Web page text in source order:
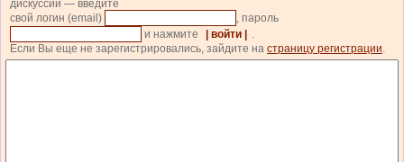
дискуссии — введите
свой логин (email)
, пароль
и нажмите
| войти |
.
Если Вы еще не зарегистрировались, зайдите на страницу регистрации.